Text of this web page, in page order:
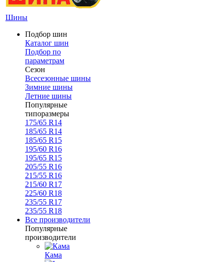
Шины
Подбор шин
Каталог шин
Подбор по
параметрам
Сезон
Всесезонные шины
Зимние шины
Летние шины
Популярные
типоразмеры
175/65 R14
185/65 R14
185/65 R15
195/60 R16
195/65 R15
205/55 R16
215/55 R16
215/60 R17
225/60 R18
235/55 R17
235/55 R18
Все производители
Популярные
производители
Кама